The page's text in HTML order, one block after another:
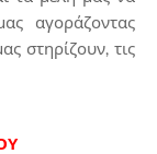
αγοράζοντας
στηρίζουν, τις